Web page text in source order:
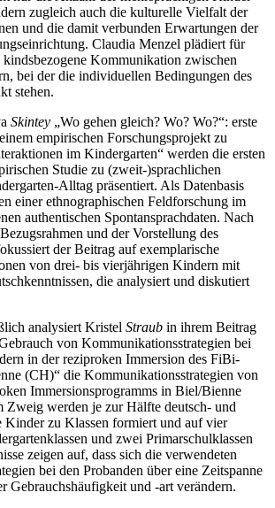
zugleich auch die kulturelle Vielfalt der
und die damit verbunden Erwartungen der
Claudia Menzel plädiert für
kindsbezogene Kommunikation zwischen
bei der die individuellen Bedingungen des
stehen.
Skintey „Wo gehen gleich? Wo? Wo?“: erste
empirischen Forschungsprojekt zu
im Kindergarten“ werden die ersten
Studie zu (zweit-)sprachlichen
Alltag präsentiert. Als Datenbasis
einer ethnographischen Feldforschung im
authentischen Spontansprachdaten. Nach
und der Vorstellung des
der Beitrag auf exemplarische
von drei- bis vierjährigen Kindern mit
die analysiert und diskutiert
analysiert Kristel Straub in ihrem Beitrag
von Kommunikationsstrategien bei
in der reziproken Immersion des FiBi-
(CH)“ die Kommunikationsstrategien von
Immersionsprogramms in Biel/Bienne
Zweig werden je zur Hälfte deutsch- und
Kinder zu Klassen formiert und auf vier
und zwei Primarschulklassen
zeigen auf, dass sich die verwendeten
bei den Probanden über eine Zeitspanne
Gebrauchshäufigkeit und -art verändern.